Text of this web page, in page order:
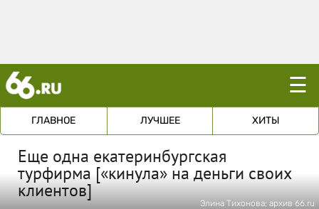
☰
ГЛАВНОЕ ЛУЧШЕЕ ХИТЫ
Еще одна екатеринбургская
турфирма [«кинула» на деньги своих
клиентов]
Элина Тихонова; архив 66.ru